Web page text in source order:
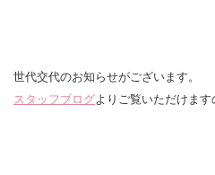
世代交代のお知らせがございます。
スタッフブログよりご覧いただけます